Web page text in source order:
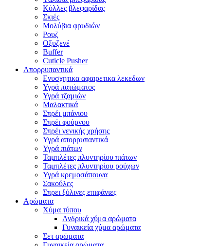
Κόλλες βλεφαρίδας
Σκιές
Μολύβια φρυδιών
Ρουζ
Οξυζενέ
Buffer
Cuticle Pusher
Απορρυπαντικά
Eνυσχητικα αφαιρετικα λεκεδων
Υγρά πατώματος
Υγρά τζαμιών
Μαλακτικά
Σπρέι μπάνιου
Σπρέι φούρνου
Σπρέι γενικής χρήσης
Υγρά απορρυπαντικά
Υγρά πιάτων
Ταμπλέτες πλυντηρίου πιάτων
Ταμπλέτες πλυντηρίου ρούχων
Υγρά κρεμοσάπουνα
Σακούλες
Σπρει ξύλινες επιφάνιες
Αρώματα
Χύμα τύπου
Ανδρικά χύμα αρώματα
Γυναικεία χύμα αρώματα
Σετ αρώματα